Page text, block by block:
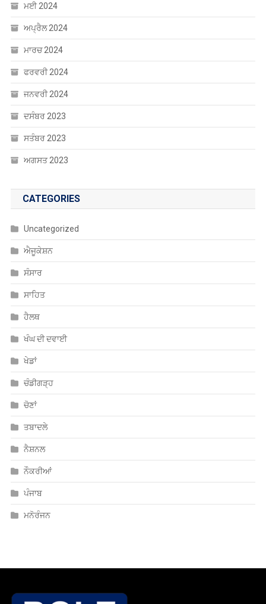
ਮਈ 2024
ਅਪ੍ਰੈਲ 2024
ਮਾਰਚ 2024
ਫਰਵਰੀ 2024
ਜਨਵਰੀ 2024
ਦਸੰਬਰ 2023
ਸਤੰਬਰ 2023
ਅਗਸਤ 2023
CATEGORIES
Uncategorized
ਐਜੂਕੇਸ਼ਨ
ਸੰਸਾਰ
ਸਾਹਿਤ
ਹੈਲਥ
ਖੰਘ ਦੀ ਦਵਾਈ
ਖੇਡਾਂ
ਚੰਡੀਗੜ੍ਹ
ਚੋਣਾਂ
ਤਬਾਦਲੇ
ਨੈਸ਼ਨਲ
ਨੌਕਰੀਆਂ
ਪੰਜਾਬ
ਮਨੋਰੰਜਨ